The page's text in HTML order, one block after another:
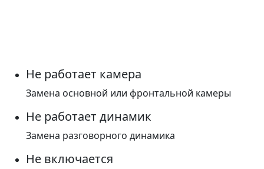
Не работает камера
Замена основной или фронтальной камеры
Не работает динамик
Замена разговорного динамика
Не включается